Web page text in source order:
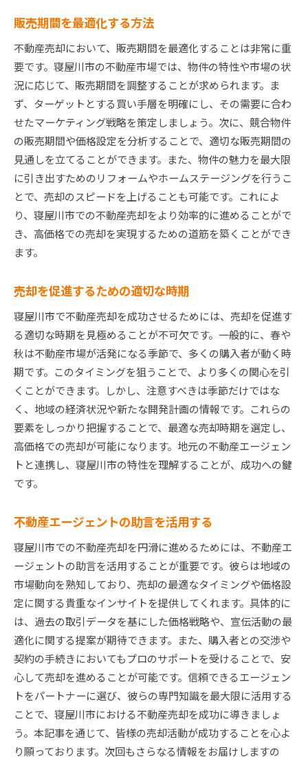
販売期間を最適化する方法
不動産売却において、販売期間を最適化することは非常に重
要です。寝屋川市の不動産市場では、物件の特性や市場の状
況に応じて、販売期間を調整することが求められます。ま
ず、ターゲットとする買い手層を明確にし、その需要に合わ
せたマーケティング戦略を策定しましょう。次に、競合物件
の販売期間や価格設定を分析することで、適切な販売期間の
見通しを立てることができます。また、物件の魅力を最大限
に引き出すためのリフォームやホームステージングを行うこ
とで、売却のスピードを上げることも可能です。これによ
り、寝屋川市での不動産売却をより効率的に進めることがで
き、高価格での売却を実現するための道筋を築くことができ
ます。
売却を促進するための適切な時期
寝屋川市で不動産売却を成功させるためには、売却を促進す
る適切な時期を見極めることが不可欠です。一般的に、春や
秋は不動産市場が活発になる季節で、多くの購入者が動く時
期です。このタイミングを狙うことで、より多くの関心を引
くことができます。しかし、注意すべきは季節だけではな
く、地域の経済状況や新たな開発計画の情報です。これらの
要素をしっかり把握することで、最適な売却時期を選定し、
高価格での売却が可能になります。地元の不動産エージェン
トと連携し、寝屋川市の特性を理解することが、成功への鍵
です。
不動産エージェントの助言を活用する
寝屋川市での不動産売却を円滑に進めるためには、不動産エ
ージェントの助言を活用することが重要です。彼らは地域の
市場動向を熟知しており、売却の最適なタイミングや価格設
定に関する貴重なインサイトを提供してくれます。具体的に
は、過去の取引データを基にした価格戦略や、宣伝活動の最
適化に関する提案が期待できます。また、購入者との交渉や
契約の手続きにおいてもプロのサポートを受けることで、安
心して売却を進めることが可能です。信頼できるエージェン
トをパートナーに選び、彼らの専門知識を最大限に活用する
ことで、寝屋川市における不動産売却を成功に導きましょ
う。本記事を通じて、皆様の売却活動が成功することを心よ
り願っております。次回もさらなる情報をお届けしますの